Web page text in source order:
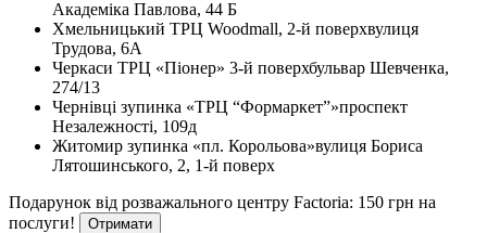
Академіка Павлова, 44 Б
Хмельницький ТРЦ Woodmall, 2-й поверхвулиця
Трудова, 6А
Черкаси ТРЦ «Піонер» 3-й поверхбульвар Шевченка,
274/13
Чернівці зупинка «ТРЦ “Формаркет”»проспект
Незалежності, 109д
Житомир зупинка «пл. Корольова»вулиця Бориса
Лятошинського, 2, 1-й поверх
Подарунок від розважального центру Factoria: 150 грн на
послуги!
Отримати